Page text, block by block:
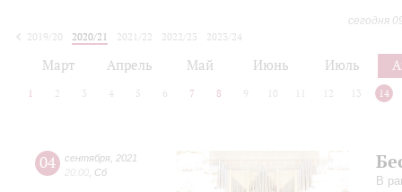
сегодня
2019/20
2020/21 2021/22 2022/23
2023/24
Март Апрель Май Июнь Июль
1 2 3 4 5 6 7 8 9 10 12 13 14
04 сентября 2021
20:00 Сб
В